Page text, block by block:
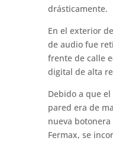
drásticamente.
En el exterior
de audio fue
frente de calle
digital de alta
Debido a que
pared era de
nueva
Fermax, se